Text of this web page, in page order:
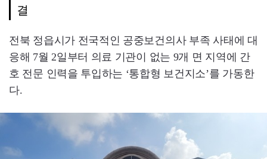
결
전북 정읍시가 전국적인 공중보건의사 부족 사태에 대
응해 7월 2일부터 의료 기관이 없는 9개 면 지역에 간
호 전문 인력을 투입하는 ‘통합형 보건지소’를 가동한
다.